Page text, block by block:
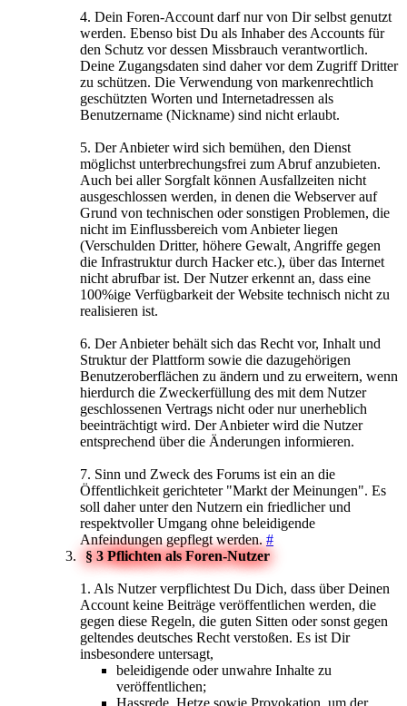
4. Dein Foren-Account darf nur von Dir selbst genutzt
werden. Ebenso bist Du als Inhaber des Accounts für
den Schutz vor dessen Missbrauch verantwortlich.
Deine Zugangsdaten sind daher vor dem Zugriff Dritter
zu schützen. Die Verwendung von markenrechtlich
geschützten Worten und Internetadressen als
Benutzername (Nickname) sind nicht erlaubt.
5. Der Anbieter wird sich bemühen, den Dienst
möglichst unterbrechungsfrei zum Abruf anzubieten.
Auch bei aller Sorgfalt können Ausfallzeiten nicht
ausgeschlossen werden, in denen die Webserver auf
Grund von technischen oder sonstigen Problemen, die
nicht im Einflussbereich vom Anbieter liegen
(Verschulden Dritter, höhere Gewalt, Angriffe gegen
die Infrastruktur durch Hacker etc.), über das Internet
nicht abrufbar ist. Der Nutzer erkennt an, dass eine
100%ige Verfügbarkeit der Website technisch nicht zu
realisieren ist.
6. Der Anbieter behält sich das Recht vor, Inhalt und
Struktur der Plattform sowie die dazugehörigen
Benutzeroberflächen zu ändern und zu erweitern, wenn
hierdurch die Zweckerfüllung des mit dem Nutzer
geschlossenen Vertrags nicht oder nur unerheblich
beeinträchtigt wird. Der Anbieter wird die Nutzer
entsprechend über die Änderungen informieren.
7. Sinn und Zweck des Forums ist ein an die
Öffentlichkeit gerichteter "Markt der Meinungen". Es
soll daher unter den Nutzern ein friedlicher und
respektvoller Umgang ohne beleidigende
Anfeindungen gepflegt werden. #
§ 3 Pflichten als Foren-Nutzer
1. Als Nutzer verpflichtest Du Dich, dass über Deinen
Account keine Beiträge veröffentlichen werden, die
gegen diese Regeln, die guten Sitten oder sonst gegen
geltendes deutsches Recht verstoßen. Es ist Dir
insbesondere untersagt,
beleidigende oder unwahre Inhalte zu
veröffentlichen;